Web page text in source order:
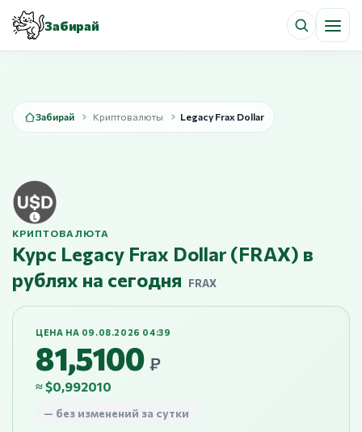
Забирай
Забирай Криптовалюты Legacy Frax Dollar
КРИПТОВАЛЮТА
Курс Legacy Frax Dollar (FRAX) в
рублях на сегодня
FRAX
ЦЕНА НА 09.08.2026 04:39
81,5100 ₽
≈ $0,992010
— без изменений за сутки